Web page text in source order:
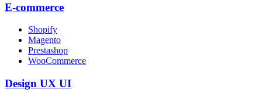
E-commerce
Shopify
Magento
Prestashop
WooCommerce
Design UX UI